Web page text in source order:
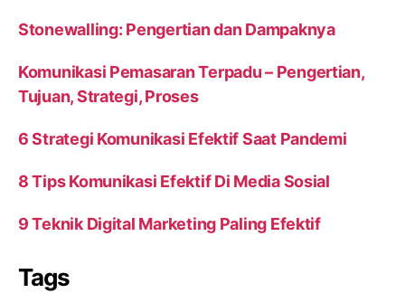
Stonewalling: Pengertian dan Dampaknya
Komunikasi Pemasaran Terpadu – Pengertian,
Tujuan, Strategi, Proses
6 Strategi Komunikasi Efektif Saat Pandemi
8 Tips Komunikasi Efektif Di Media Sosial
9 Teknik Digital Marketing Paling Efektif
Tags